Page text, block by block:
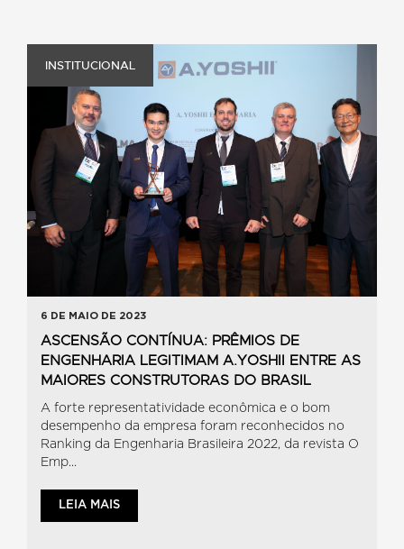
INSTITUCIONAL
6 DE MAIO DE 2023
ASCENSÃO CONTÍNUA: PRÊMIOS DE
ENGENHARIA LEGITIMAM A.YOSHII ENTRE AS
MAIORES CONSTRUTORAS DO BRASIL
A forte representatividade econômica e o bom
desempenho da empresa foram reconhecidos no
Ranking da Engenharia Brasileira 2022, da revista O
Emp...
LEIA MAIS